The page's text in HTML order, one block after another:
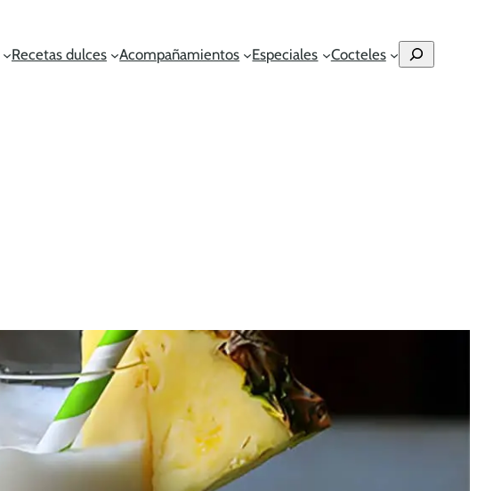
Recetas dulces Acompañamientos Especiales Cocteles Buscar